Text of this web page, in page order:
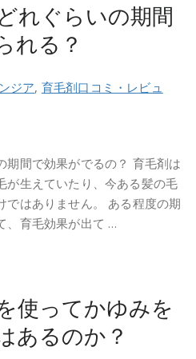
れぐらいの期間
れる？
ジア, 育毛剤口コミ・レビュ
期間で効果がでるの？ 育毛剤は
が生えていたり、今ある髪の毛
ではありません。 ある程度の期
、育毛効果が出て …
使ってかゆみを
あるのか？